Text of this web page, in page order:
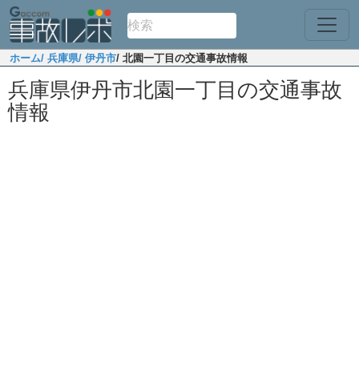
ホーム/ 兵庫県/ 伊丹市/ 北園一丁目の交通事故情報
兵庫県伊丹市北園一丁目の交通事故
情報